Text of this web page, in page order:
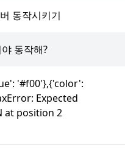
동작시키기
동작해?
'#f00'},{'color':
Expected
at position 2